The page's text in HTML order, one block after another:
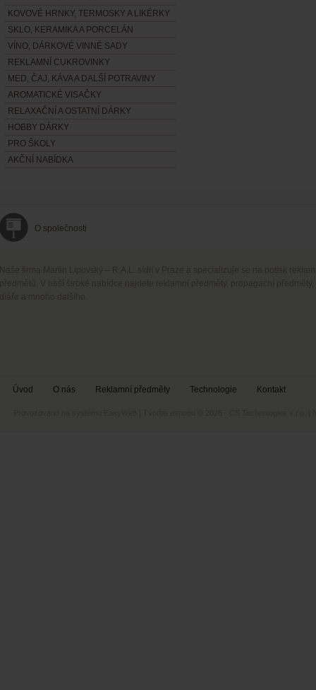
KOVOVÉ HRNKY, TERMOSKY A LIKÉRKY
SKLO, KERAMIKA A PORCELÁN
VÍNO, DÁRKOVÉ VINNÉ SADY
REKLAMNÍ CUKROVINKY
MED, ČAJ, KÁVA A DALŠÍ POTRAVINY
AROMATICKÉ VISAČKY
RELAXAČNÍ A OSTATNÍ DÁRKY
HOBBY DÁRKY
PRO ŠKOLY
AKČNÍ NABÍDKA
O společnosti
Úvod O nás Reklamní předměty Technologie Kontakt